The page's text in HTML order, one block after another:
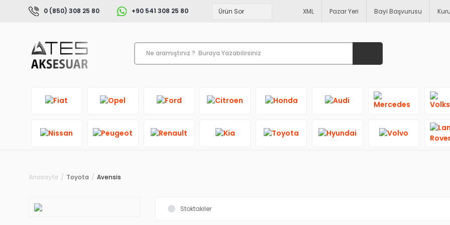
0 (850) 308 25 80 +90 541 308 25 80 XML Pazar Yeri Bayi Başvurusu
Anasayfa Toyota Avensis
Stoktakiler